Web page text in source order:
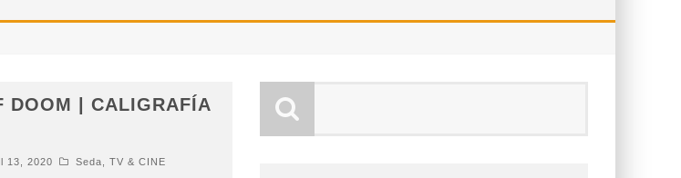
DOOM | CALIGRAFÍA
13, 2020 Seda TV & CINE